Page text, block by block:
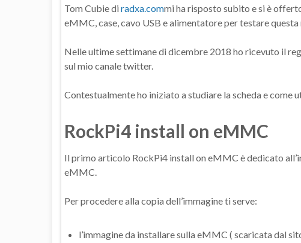
Tom Cubie di radxa.commi ha risposto subito e si è
eMMC, case, cavo USB e alimentatore per testare questa
Nelle ultime settimane di dicembre 2018 ho ricevuto il
sul mio canale twitter.
Contestualmente ho iniziato a studiare la scheda e come
RockPi4 install on eMMC
Il primo articolo RockPi4 install on eMMC è dedicato
eMMC.
Per procedere alla copia dell’immagine ti serve:
l’immagine da installare sulla eMMC ( scaricata dal